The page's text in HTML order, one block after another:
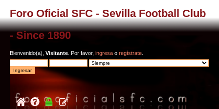
Foro Oficial SFC - Sevilla Football Club
- Since 1890
Bienvenido(a), Visitante . Por favor, ingresa o regístrate